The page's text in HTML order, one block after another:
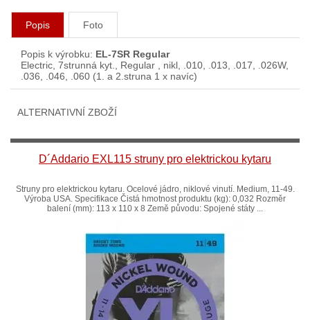
Popis Foto
Popis k výrobku: EL-7SR Regular
Electric, 7strunná kyt., Regular , nikl, .010, .013, .017, .026W,
.036, .046, .060 (1. a 2.struna 1 x navíc)
ALTERNATIVNÍ ZBOŽÍ
D´Addario EXL115 struny pro elektrickou kytaru
Struny pro elektrickou kytaru. Ocelové jádro, niklové vinutí. Medium, 11-49.
Výroba USA. Specifikace Čistá hmotnost produktu (kg): 0,032 Rozměr
balení (mm): 113 x 110 x 8 Země původu: Spojené státy ...